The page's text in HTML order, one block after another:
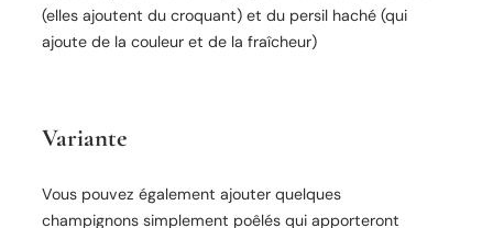
(elles ajoutent du croquant) et du persil haché (qui
ajoute de la couleur et de la fraîcheur)
Variante
Vous pouvez également ajouter quelques
champignons simplement poêlés qui apporteront